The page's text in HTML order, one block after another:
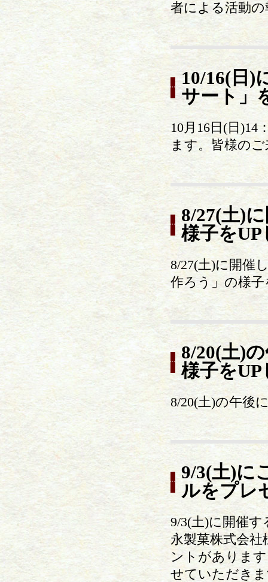
者による活動
10/16(日)
サート」
10月16日(日
ます。皆様の
8/27(土)
様子を
8/27(土)に開催
作ろう」の様
8/20(土)
様子を
8/20(土)の午後
9/3(土)に
ルをプレ
9/3(土)に開催
永製菓株式会
ントがありま
せていただき